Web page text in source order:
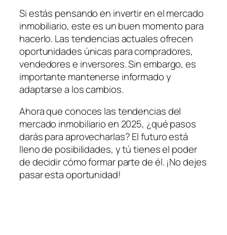
Si estás pensando en invertir en el mercado
inmobiliario, este es un buen momento para
hacerlo. Las tendencias actuales ofrecen
oportunidades únicas para compradores,
vendedores e inversores. Sin embargo, es
importante mantenerse informado y
adaptarse a los cambios.
Ahora que conoces las tendencias del
mercado inmobiliario en 2025, ¿qué pasos
darás para aprovecharlas? El futuro está
lleno de posibilidades, y tú tienes el poder
de decidir cómo formar parte de él. ¡No dejes
pasar esta oportunidad!